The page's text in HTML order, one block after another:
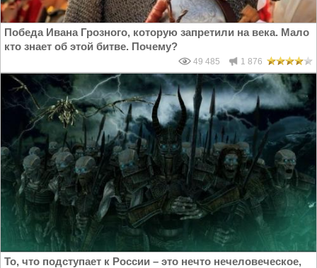
Победа Ивана Грозного, которую запретили на века. Мало
кто знает об этой битве. Почему?
49 485 1 876
То, что подступает к России – это нечто нечеловеческое,